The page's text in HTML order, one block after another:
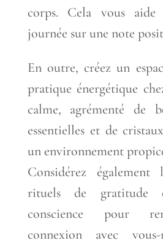
corps. Cela vous
journée sur une note
En outre, créez un
pratique énergétique
calme, agrémenté de
essentielles et de
un environnement
Considérez également
rituels de gratitude
conscience pour
connexion avec